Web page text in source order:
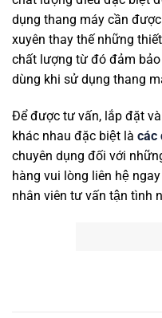
dụng thang máy cần
xuyên thay thế những
chất lượng từ đó đảm
dùng khi sử dụng thang
Để được tư vấn, lắp đặt
khác nhau đặc biệt là các
chuyên dụng đối với
hàng vui lòng liên hệ
nhân viên tư vấn tận tình